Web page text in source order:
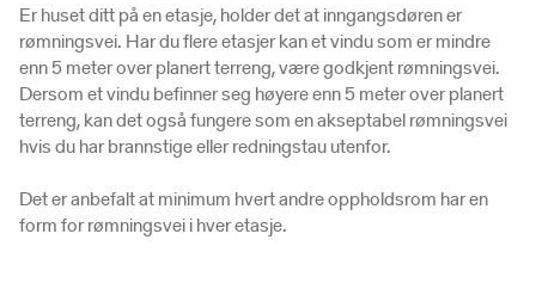
Er huset ditt på en etasje, holder det at inngangsdøren er
rømningsvei. Har du flere etasjer kan et vindu som er mindre
enn 5 meter over planert terreng, være godkjent rømningsvei.
Dersom et vindu befinner seg høyere enn 5 meter over planert
terreng, kan det også fungere som en akseptabel rømningsvei
hvis du har brannstige eller redningstau utenfor.
Det er anbefalt at minimum hvert andre oppholdsrom har en
form for rømningsvei i hver etasje.